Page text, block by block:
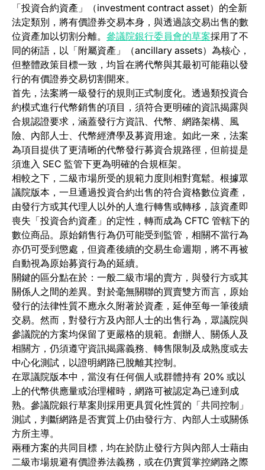
「投資合約資產」（investment contract asset）的全新
法定類別，將有價證券交易本身，與透過該交易出售的數
位資產加以切割分離。 參議院銀行委員會的草案(opens in a
採用了不
同的術語，以「附屬資產」（ancillary assets）為核心，
但整體政策目標一致，均旨在將代幣與其最初可能藉以發
行的有價證券交易切割開來。
首先，法案將一級發行的規則正式制度化。透過類投資合
約模式進行代幣銷售的項目，須符合更明確的資訊揭露與
合規認證要求，涵蓋發行方資訊、代幣、網路架構、風
險、內部人士、代幣經濟學及募資用途。如此一來，法案
為項目提供了更清晰的代幣發行募資合規路徑，但前提是
須進入 SEC 監管下更為明確的合規框架。
相較之下，二級市場所受的規範力度則相對寬鬆。根據眾
議院版本，一旦通過投資合約出售的符合資格數位資產，
由發行方或其代理人以外的人進行轉售或轉移，該資產即
喪失「投資合約資產」的定性，轉而成為 CFTC 管轄下的
數位商品。原始銷售行為仍可能受到監管，相關不當行為
亦仍可受到懲處，但資產後續的交易生命週期，將不再被
自動視為原始募資行為的延續。
關鍵的區分點在於：一般二級市場的賣方，與發行方或其
關係人之間的差異。對於毫無關聯的買賣雙方而言，原始
發行的法律性質不應永久附著於資產，延伸至每一筆後續
交易。然而，對發行方及內部人士的出售行為，眾議院與
參議院的方案均保留了更嚴格的規範。創辦人、關係人及
相關方，仍須遵守資訊揭露義務、轉售限制及成熟度或去
中心化測試，以證明網路已脫離其控制。
在眾議院版本中，當沒有任何個人或群體持有 20% 或以
上的代幣供應量或治理權時，網路可被認定為已達到成
熟。參議院銀行草案則採用更具質化性質的「共同控制」
測試，判斷網路是否實質上仍由發行方、內部人士或關係
方所主導。
兩種方案的共同目標，均在於防止發行方與內部人士藉由
二級市場規避有價證券法義務，或在仍實質掌控網路之際